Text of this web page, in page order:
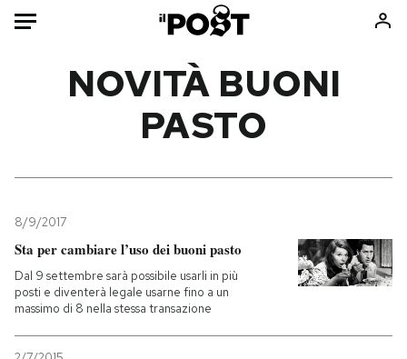
Mondo
Tecnologia
Internet
Scienza
Cultura
Economia
Libri
Ok Boomer!
Media
Altrecose
NOVITÀ BUONI
PASTO
8/9/2017
Sta per cambiare l’uso dei buoni pasto
Dal 9 settembre sarà possibile usarli in più
posti e diventerà legale usarne fino a un
massimo di 8 nella stessa transazione